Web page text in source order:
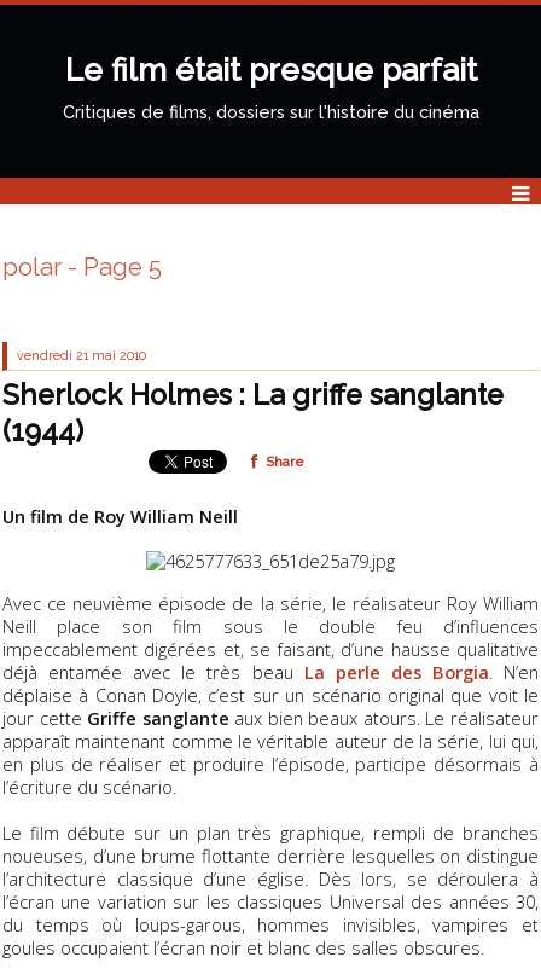
Le film était presque parfait
Critiques de films, dossiers sur l'histoire du cinéma
polar - Page 5
vendredi 21 mai 2010
Sherlock Holmes : La griffe sanglante
(1944)
Share
Un film de Roy William Neill
Avec ce neuvième épisode de la série, le réalisateur Roy William
Neill place son film sous le double feu d’influences
impeccablement digérées et, se faisant, d’une hausse qualitative
déjà entamée avec le très beau La perle des Borgia. N’en
déplaise à Conan Doyle, c’est sur un scénario original que voit le
jour cette Griffe sanglante aux bien beaux atours. Le réalisateur
apparaît maintenant comme le véritable auteur de la série, lui qui,
en plus de réaliser et produire l’épisode, participe désormais à
l’écriture du scénario.
Le film débute sur un plan très graphique, rempli de branches
noueuses, d’une brume flottante derrière lesquelles on distingue
l’architecture classique d’une église. Dès lors, se déroulera à
l’écran une variation sur les classiques Universal des années 30,
du temps où loups-garous, hommes invisibles, vampires et
goules occupaient l’écran noir et blanc des salles obscures.